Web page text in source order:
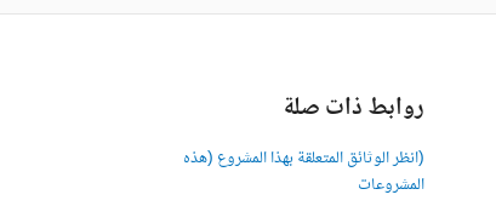
روابط ذات صلة
(انظر الوثائق المتعلقة بهذا المشروع (هذه
المشروعات